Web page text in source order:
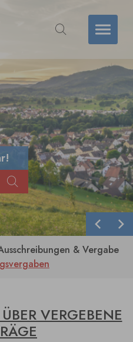
Zurück
& Vergabe
VERGEBENE